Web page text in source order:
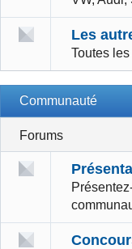
Les
Toutes
Communauté
Forums